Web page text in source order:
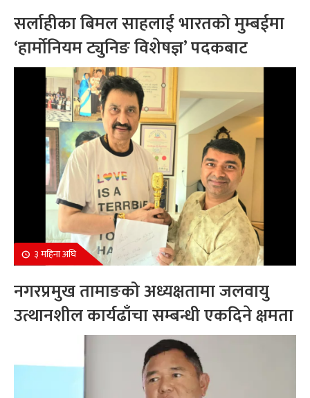
सर्लाहीका बिमल साहलाई भारतको मुम्बईमा
‘हार्मोनियम ट्युनिङ विशेषज्ञ’ पदकबाट
सम्मानित
३ महिना अघि
नगरप्रमुख तामाङको अध्यक्षतामा जलवायु
उत्थानशील कार्यढाँचा सम्बन्धी एकदिने क्षमता
अभिवृद्धि कार्यक्रम सम्पन्न